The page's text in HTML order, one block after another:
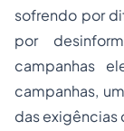
sofrendo por
por
campanhas
campanhas,
das exigências